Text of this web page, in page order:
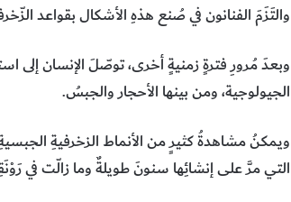
والتَزَمَ الفنانون في صُنع هذهِ الأشكال بقواعد
وبعدَ مُرورِ فترةٍ زمنيةٍ أخرى، توصّلَ الإنسان إلى
الجيولوجية، ومن بينها الأحجار والجبسُ.
ويمكنُ مشاهدةُ كثيرٍ من الأنماط الزخرفيةِ
التي مرَّ على إنشائِها سنونَ طويلةٌ وما زالّت في